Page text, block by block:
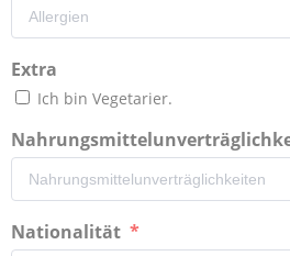
Extra
Ich bin Vegetarier.
Nationalität